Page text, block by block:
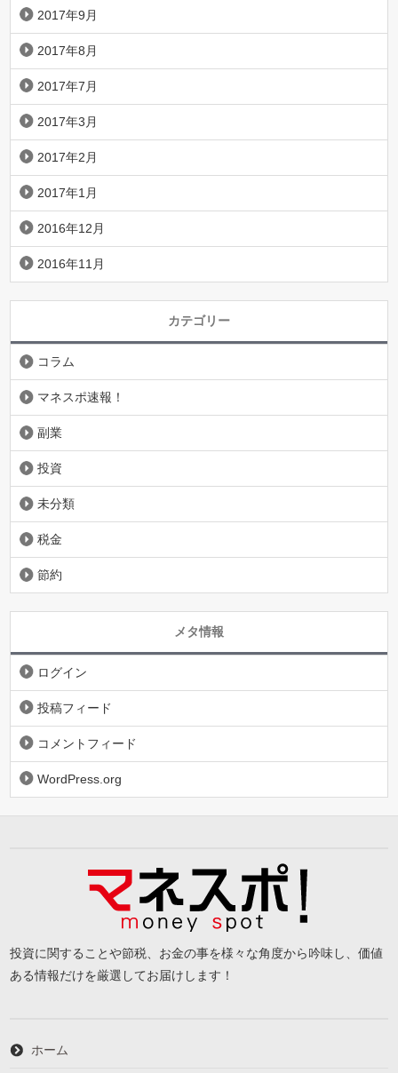
2017年9月
2017年8月
2017年7月
2017年3月
2017年2月
2017年1月
2016年12月
2016年11月
カテゴリー
コラム
マネスポ速報！
副業
投資
未分類
税金
節約
メタ情報
ログイン
投稿フィード
コメントフィード
WordPress.org
投資に関することや節税、お金の事を様々な角度から吟味し、価値
ある情報だけを厳選してお届けします！
ホーム